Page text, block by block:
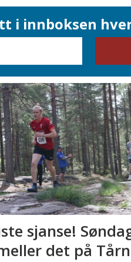
i innboksen
sjanse!
det på